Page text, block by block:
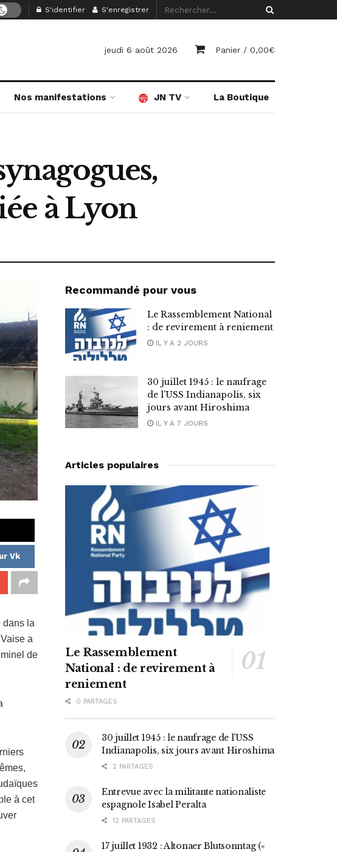
S'identifier S'enregistrer
jeudi 6 août 2026 Panier / 0,00€
Nos manifestations JN TV La Boutique
à Lyon
Vk
dans la
a
de
à cet
Recommandé pour vous
Le Rassemblement National
: de revirement à reniement
IL Y A 2 JOURS
30 juillet 1945 : le naufrage
de l’USS Indianapolis, six
jours avant Hiroshima
IL Y A 7 JOURS
Articles populaires
Le Rassemblement
National : de revirement à
reniement
0 PARTAGES
30 juillet 1945 : le naufrage de l’USS
Indianapolis, six jours avant Hiroshima
2 PARTAGES
Entrevue avec la militante nationaliste
espagnole Isabel Peralta
12 PARTAGES
17 juillet 1932 : Altonaer Blutsonntag («